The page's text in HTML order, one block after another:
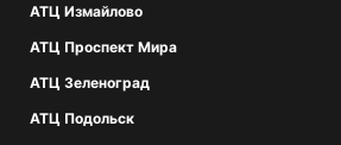
АТЦ Измайлово
АТЦ Проспект Мира
АТЦ Зеленоград
АТЦ Подольск